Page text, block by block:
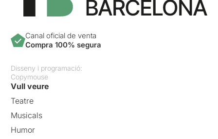
Canal oficial de venta
Compra 100% segura
Disseny i programació:
Copymouse
Vull veure
Teatre
Musicals
Humor